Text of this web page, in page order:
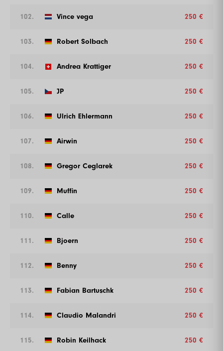
102. Vince vega 250 €
103. Robert Solbach 250 €
104. Andrea Krattiger 250 €
105. JP 250 €
106. Ulrich Ehlermann 250 €
107. Airwin 250 €
108. Gregor Ceglarek 250 €
109. Muffin 250 €
110. Calle 250 €
111. Bjoern 250 €
112. Benny 250 €
113. Fabian Bartuschk 250 €
114. Claudio Malandri 250 €
115. Robin Keilhack 250 €